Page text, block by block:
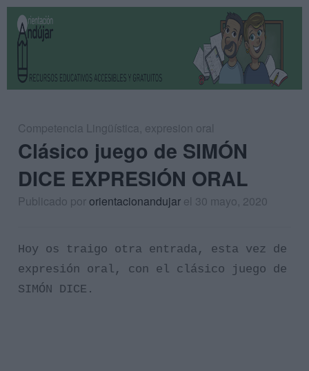
Competencia Lingüística, expresion oral
Clásico juego de SIMÓN
DICE EXPRESIÓN ORAL
Publicado pororientacionandujar el 30 mayo, 2020
Hoy os traigo otra entrada, esta vez de
expresión oral, con el clásico juego de
SIMÓN DICE.